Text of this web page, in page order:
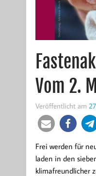
Vom 2.
Veröffentlicht am
Frei werden für
laden in den
klimafreundlicher